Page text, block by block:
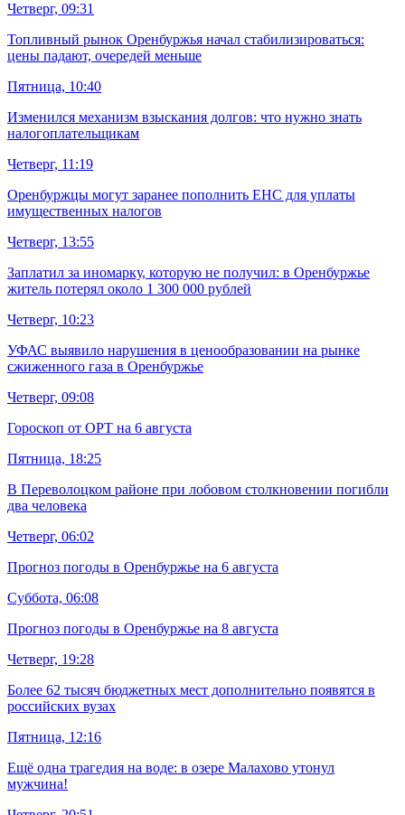
Четверг, 09:31
Топливный рынок Оренбуржья начал стабилизироваться:
цены падают, очередей меньше
Пятница, 10:40
Изменился механизм взыскания долгов: что нужно знать
налогоплательщикам
Четверг, 11:19
Оренбуржцы могут заранее пополнить ЕНС для уплаты
имущественных налогов
Четверг, 13:55
Заплатил за иномарку, которую не получил: в Оренбуржье
житель потерял около 1 300 000 рублей
Четверг, 10:23
УФАС выявило нарушения в ценообразовании на рынке
сжиженного газа в Оренбуржье
Четверг, 09:08
Гороскоп от ОРТ на 6 августа
Пятница, 18:25
В Переволоцком районе при лобовом столкновении погибли
два человека
Четверг, 06:02
Прогноз погоды в Оренбуржье на 6 августа
Суббота, 06:08
Прогноз погоды в Оренбуржье на 8 августа
Четверг, 19:28
Более 62 тысяч бюджетных мест дополнительно появятся в
российских вузах
Пятница, 12:16
Ещё одна трагедия на воде: в озере Малахово утонул
мужчина!